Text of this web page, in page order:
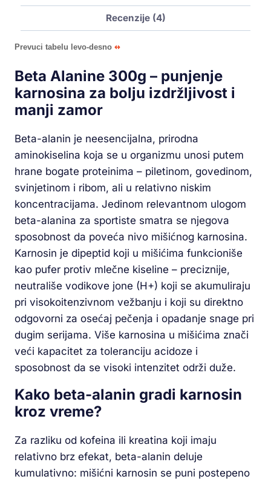
Recenzije (4)
Prevuci tabelu levo-desno
Beta Alanine 300g – punjenje
karnosina za bolju izdržljivost i
manji zamor
Beta-alanin je neesencijalna, prirodna
aminokiselina koja se u organizmu unosi putem
hrane bogate proteinima – piletinom, govedinom,
svinjetinom i ribom, ali u relativno niskim
koncentracijama. Jedinom relevantnom ulogom
beta-alanina za sportiste smatra se njegova
sposobnost da poveća nivo mišićnog karnosina.
Karnosin je dipeptid koji u mišićima funkcioniše
kao pufer protiv mlečne kiseline – preciznije,
neutrališe vodikove jone (H+) koji se akumuliraju
pri visokoitenzivnom vežbanju i koji su direktno
odgovorni za osećaj pečenja i opadanje snage pri
dugim serijama. Više karnosina u mišićima znači
veći kapacitet za toleranciju acidoze i
sposobnost da se visoki intenzitet održi duže.
Kako beta-alanin gradi karnosin
kroz vreme?
Za razliku od kofeina ili kreatina koji imaju
relativno brz efekat, beta-alanin deluje
kumulativno: mišićni karnosin se puni postepeno